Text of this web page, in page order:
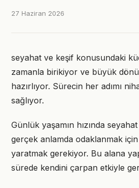
27 Haziran 2026
seyahat ve keşif konusundaki
zamanla birikiyor ve büyük
hazırlıyor. Sürecin her adımı
sağlıyor.
Günlük yaşamın hızında
gerçek anlamda odaklanmak için
yaratmak gerekiyor. Bu alana
sürede kendini çarpan etkiyle